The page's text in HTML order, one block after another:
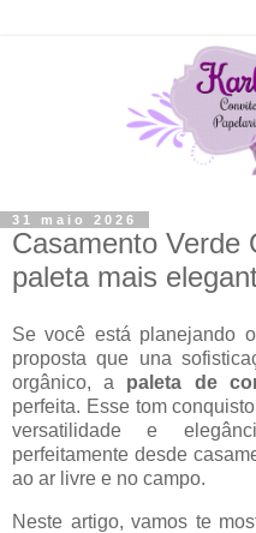
31 maio 2026
Casamento Verde
paleta mais
Se você está planejando
proposta que una
orgânico, a paleta de
perfeita. Esse tom
versatilidade e
perfeitamente desde
ao ar livre e no campo.
Neste artigo, vamos te